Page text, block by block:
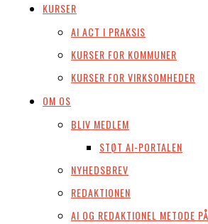
KURSER
AI ACT I PRAKSIS
KURSER FOR KOMMUNER
KURSER FOR VIRKSOMHEDER
OM OS
BLIV MEDLEM
STØT AI-PORTALEN
NYHEDSBREV
REDAKTIONEN
AI OG REDAKTIONEL METODE